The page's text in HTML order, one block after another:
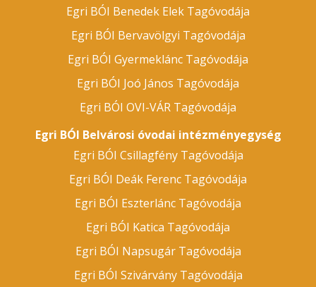
Egri BÓI Benedek Elek Tagóvodája
Egri BÓI Bervavölgyi Tagóvodája
Egri BÓI Gyermeklánc Tagóvodája
Egri BÓI Joó János Tagóvodája
Egri BÓI OVI-VÁR Tagóvodája
Egri BÓI Belvárosi óvodai intézményegység
Egri BÓI Csillagfény Tagóvodája
Egri BÓI Deák Ferenc Tagóvodája
Egri BÓI Eszterlánc Tagóvodája
Egri BÓI Katica Tagóvodája
Egri BÓI Napsugár Tagóvodája
Egri BÓI Szivárvány Tagóvodája